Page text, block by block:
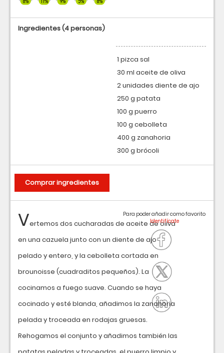
8% 11% 9% 5% 8%
Vertemos dos cucharadas de aceite de oliva
en una cazuela junto con un diente de ajo
pelado y entero, y la cebolleta cortada en
brounoisse (cuadraditos pequeños). La
cocinamos a fuego suave. Cuando se haya
cocinado y esté blanda, añadimos la zanahoria
pelada y troceada en rodajas gruesas.
Rehogamos el conjunto y añadimos también las
Para poder añadir como favorito
Ingredientes(4 personas)
1 pizca sal
30 ml aceite de oliva
2 unidades diente de ajo
250 g patata
100 g puerro
100 g cebolleta
400 g zanahoria
300 g brócoli
Comprar ingredientes